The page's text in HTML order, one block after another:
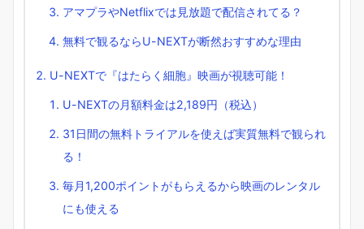
アマプラやNetflixでは見放題で配信されてる？
無料で観るならU-NEXTが断然おすすめな理由
U-NEXTで『はたらく細胞』映画が視聴可能！
U-NEXTの月額料金は2,189円（税込）
31日間の無料トライアルを使えば実質無料で観られ
る！
毎月1,200ポイントがもらえるから映画のレンタル
にも使える